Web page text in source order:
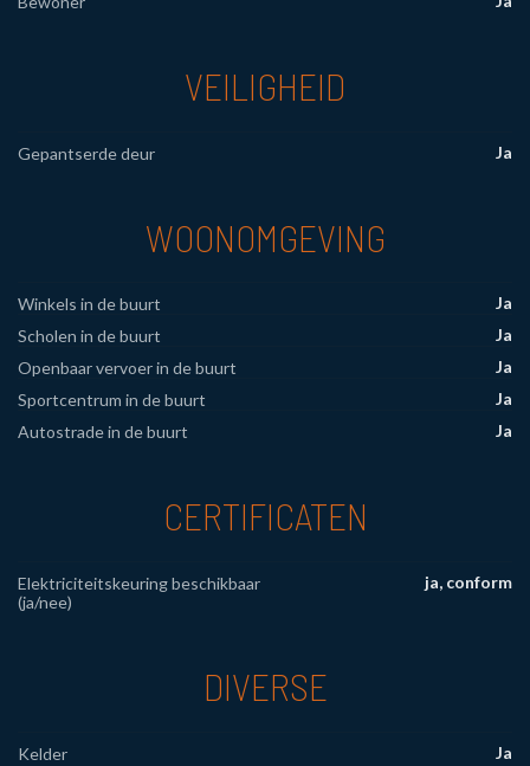
VEILIGHEID
Gepantserde deur Ja
WOONOMGEVING
Winkels in de buurt
Ja
Scholen in de buurt
Ja
Openbaar vervoer in de buurt
Ja
Sportcentrum in de buurt
Ja
Autostrade in de buurt
Ja
CERTIFICATEN
Elektriciteitskeuring beschikbaar
(ja/nee)
ja, conform
DIVERSE
Kelder Ja